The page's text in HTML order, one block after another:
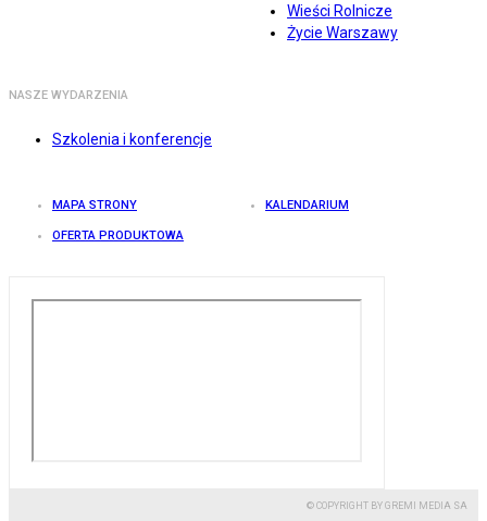
Wieści Rolnicze
Życie Warszawy
NASZE WYDARZENIA
Szkolenia i konferencje
MAPA STRONY KALENDARIUM
OFERTA PRODUKTOWA
© COPYRIGHT BY GREMI MEDIA SA